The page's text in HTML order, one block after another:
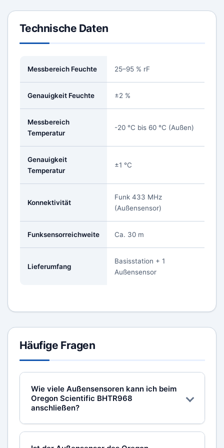
Technische Daten
Messbereich Feuchte 25–95 % rF
Genauigkeit Feuchte ±2 %
Messbereich
Temperatur
-20 °C bis 60 °C (Außen)
Genauigkeit
Temperatur
±1 °C
Konnektivität
Funk 433 MHz
(Außensensor)
Funksensorreichweite Ca. 30 m
Lieferumfang
Basisstation + 1
Außensensor
Häufige Fragen
Wie viele Außensensoren kann ich beim
Oregon Scientific BHTR968
anschließen?
Das BHTR968 unterstützt bis zu 3 externe
Funksensoren (1 ist im Lieferumfang). So